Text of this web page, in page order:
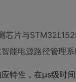
片与
能电源路径管理
特性，在μs级时